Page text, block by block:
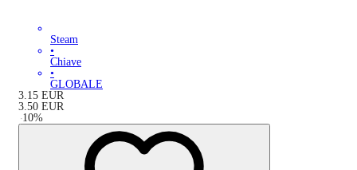
Steam
•
Chiave
•
GLOBALE
3.15 EUR
3.50 EUR
-10%